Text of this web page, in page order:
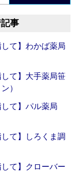
事
て】わかば薬局
して】大手薬局笹
）
て】パル薬局
て】しろくま調
て】クローバー